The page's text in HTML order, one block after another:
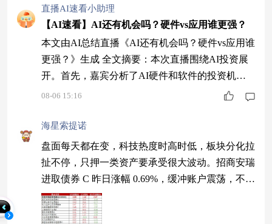
宾对中期股市持积极态度，认为结构性机会丰富，
并推荐固收增强类产品，详细介绍了可转债的攻守
特性和产品选择要点。最后强调固收增强策略需综
合投资能力，并演示了产品申购操作。 1 市场分
直播AI速看小助理
【AI速看】AI还有机会吗？硬件vs应用谁更强？
本文由AI总结直播《AI还有机会吗？硬件vs应用谁
更强？》生成 全文摘要：本次直播围绕AI投资展
开。首先，嘉宾分析了AI硬件和软件的投资机
会，指出电子板块配置比例创新高，尤其AI硬件
件板块内部分化，强调新技术迭代方向值得关注。
接着，嘉宾认为科技板块中期布局机会显现，AI
硬件方向逻辑正面。最后，介绍了西部利得旗下两
只混合基金产品的优异表现和风险控制能力，并
08-06 15:16
海星索提诺
盘面每天都在变，科技热度时高时低，板块分化拉
扯不停，只押一类资产要承受很大波动。招商安瑞
进取债券 C 昨日涨幅 0.69%，缓冲账户震荡，不执
着短期冲高$招商安瑞进取债券C$ #A股历次调整
后 如何布局反弹行情？#